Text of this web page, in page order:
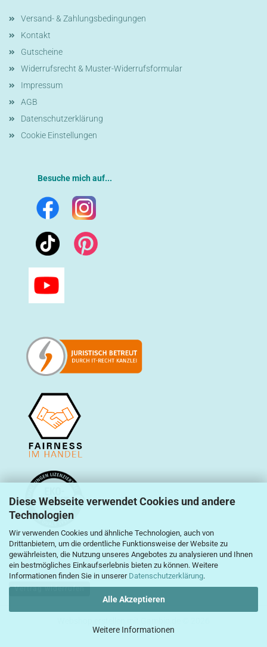
Diese Webseite verwendet Cookies und andere
Technologien
Wir verwenden Cookies und ähnliche Technologien, auch von
Drittanbietern, um die ordentliche Funktionsweise der Website zu
gewährleisten, die Nutzung unseres Angebotes zu analysieren und Ihnen
ein bestmögliches Einkaufserlebnis bieten zu können. Weitere
Informationen finden Sie in unserer Datenschutzerklärung.
Alle Akzeptieren
Weitere Informationen
Versand- & Zahlungsbedingungen
Kontakt
Gutscheine
Widerrufsrecht & Muster-Widerrufsformular
Impressum
AGB
Datenschutzerklärung
Cookie Einstellungen
Besuche mich auf...
Vertrag widerrufen